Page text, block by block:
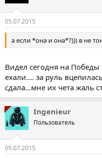
05.07.2015
а если *она и она*?))) в не
Видел сегодня на
ехали.... за руль
сдала...мне их чета жаль
Ingenieur
Пользователь
05.07.2015